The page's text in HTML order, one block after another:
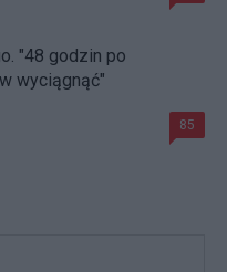
"48 godzin po
wyciągnąć"
85